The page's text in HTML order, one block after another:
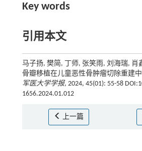
Key words
引用本文
马子扬, 樊简, 丁师, 张笑雨, 刘海瑞, 肖
骨瓣移植在儿童恶性骨肿瘤切除重建
军医大学学报, 2024, 45(01): 55-58
1656.2024.01.012
上一篇